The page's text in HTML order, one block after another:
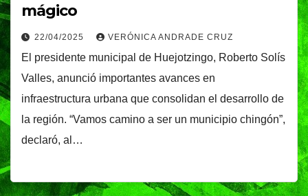
mágico
22/04/2025 VERÓNICA ANDRADE CRUZ
El presidente municipal de Huejotzingo, Roberto Solís
Valles, anunció importantes avances en
infraestructura urbana que consolidan el desarrollo de
la región. “Vamos camino a ser un municipio chingón”,
declaró, al…